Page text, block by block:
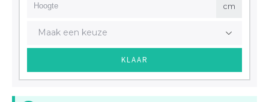
cm
Maak een keuze
KLAAR